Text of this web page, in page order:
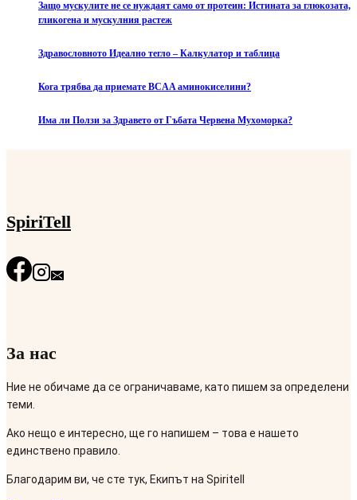
Защо мускулите не се нуждаят само от протеин: Истината за глюкозата,
гликогена и мускулния растеж
Здравословното Идеално тегло – Калкулатор и таблица
Кога трябва да приемате BCAA аминокиселини?
Има ли Ползи за Здравето от Гъбата Червена Мухоморка?
SpiriTell
За нас
Ние не обичаме да се ограничаваме, като пишем за определени
теми.
Ако нещо е интересно, ще го напишем – това е нашето
единствено правило.
Благодарим ви, че сте тук, Екипът на Spiritell